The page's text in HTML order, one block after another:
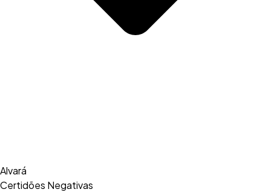
Alvará
Certidões Negativas